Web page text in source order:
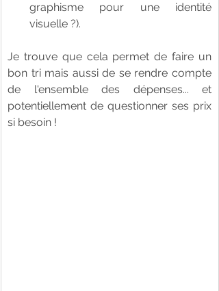
graphisme pour une identité
visuelle ?).
Je trouve que cela permet de faire un
bon tri mais aussi de se rendre compte
de l'ensemble des dépenses... et
potentiellement de questionner ses prix
si besoin !